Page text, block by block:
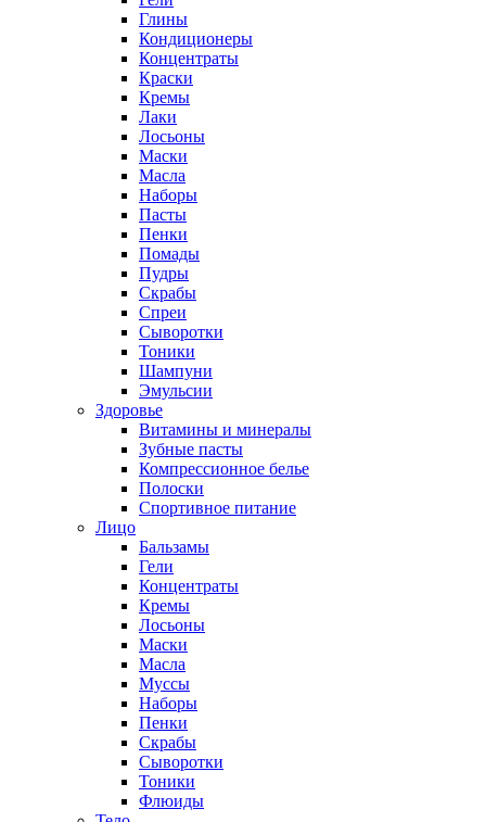
Глины
Кондиционеры
Концентраты
Краски
Кремы
Лаки
Лосьоны
Маски
Масла
Наборы
Пасты
Пенки
Помады
Пудры
Скрабы
Спреи
Сыворотки
Тоники
Шампуни
Эмульсии
Здоровье
Витамины и минералы
Зубные пасты
Компрессионное белье
Полоски
Спортивное питание
Лицо
Бальзамы
Гели
Концентраты
Кремы
Лосьоны
Маски
Масла
Муссы
Наборы
Пенки
Скрабы
Сыворотки
Тоники
Флюиды